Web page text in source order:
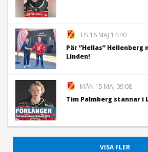
TIS 16 MAJ 14:40
Pär ”Hellas” Hellenberg
Linden!
MÅN 15 MAJ 09:08
Tim Palmberg stannar i
VISA FLER